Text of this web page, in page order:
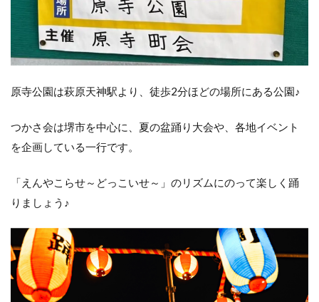
原寺公園は萩原天神駅より、徒歩2分ほどの場所にある公園♪
つかさ会は堺市を中心に、夏の盆踊り大会や、各地イベント
を企画している一行です。
「えんやこらせ～どっこいせ～」のリズムにのって楽しく踊
りましょう♪